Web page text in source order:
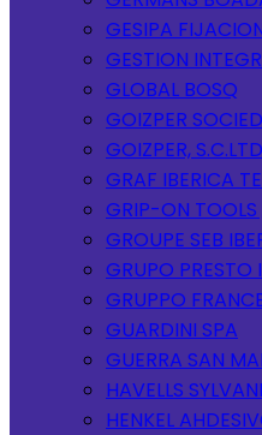
GESIPA
GESTION
GLOBAL BOSQ
GOIZPER
GOIZPER,
GRAF IBERICA
GRIP-ON TOOLS
GROUPE SEB
GRUPO PRESTO
GRUPPO
GUARDINI SPA
GUERRA SAN
HAVELLS
HENKEL